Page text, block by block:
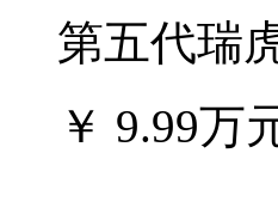
第五代瑞
￥ 9.99万